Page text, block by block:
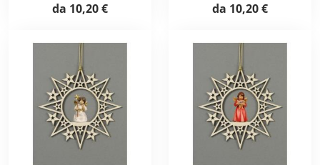
da 10,20 €
da 10,20 €